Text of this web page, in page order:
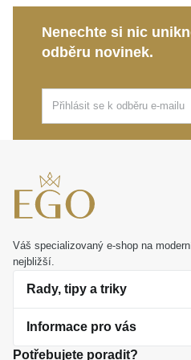
vašich pracovních dnů i pro
Skvěle poslouží také jako
Nenechte si nic
odběru novinek.
Váš specializovaný e-shop na
nejbližší.
Rady, tipy a triky
O perlách
Informace pro vás
Potřebujete poradit?